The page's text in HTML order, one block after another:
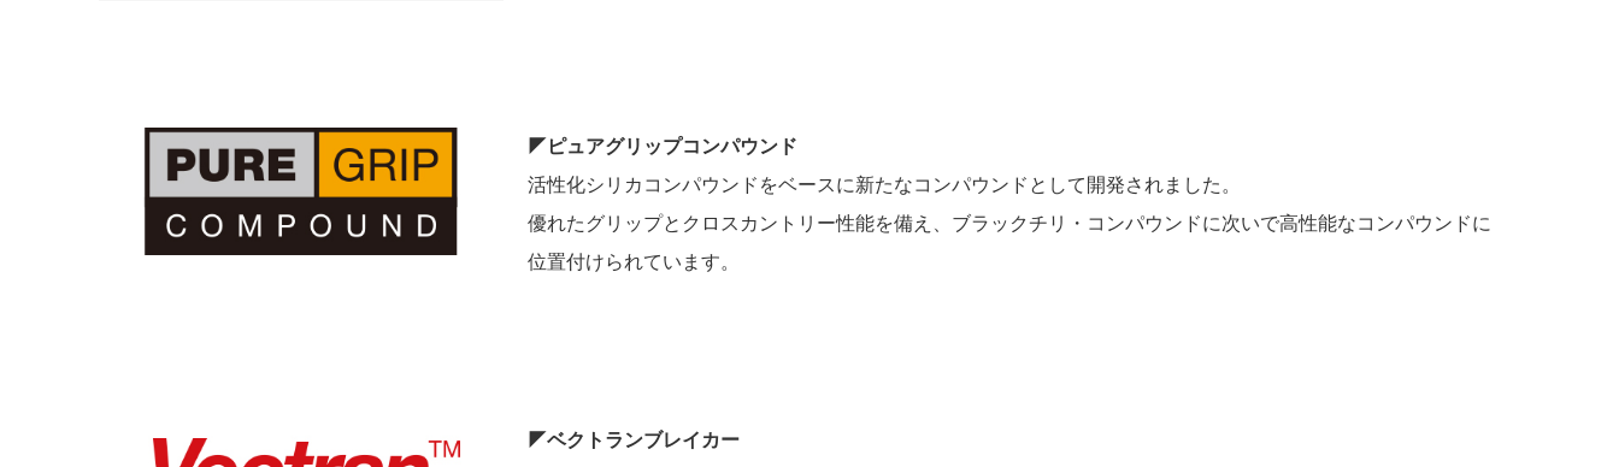
◤ピュアグリップコンパウンド
活性化シリカコンパウンドをベースに新たなコンパウンドとして開発されました。
優れたグリップとクロスカントリー性能を備え、ブラックチリ・コンパウンドに次いで高性能なコンパウンドに
位置付けられています。
◤ベクトランブレイカー